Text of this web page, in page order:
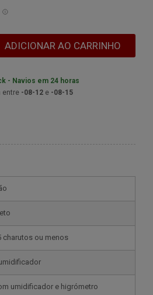
ADICIONAR AO CARRINHO
- Navios em 24 horas
entre -08-12e -08-15
charutos ou menos
umidificador e higrómetro